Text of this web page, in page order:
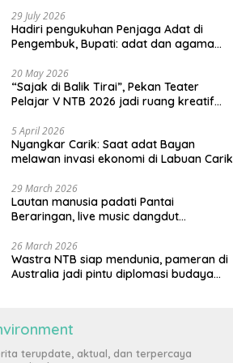
29 July 2026
Hadiri pengukuhan Penjaga Adat di
Pengembuk, Bupati: adat dan agama
20 May 2026
“Sajak di Balik Tirai”, Pekan Teater
Pelajar V NTB 2026 jadi ruang kreatif
5 April 2026
Nyangkar Carik: Saat adat Bayan
melawan invasi ekonomi di Labuan Carik
29 March 2026
Lautan manusia padati Pantai
Beraringan, live music dangdut
KLU
26 March 2026
Wastra NTB siap mendunia, pameran di
Australia jadi pintu diplomasi budaya
terupdate, aktual, dan terpercaya